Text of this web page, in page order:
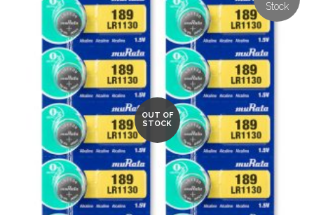
Stock
OUT OF
STOCK